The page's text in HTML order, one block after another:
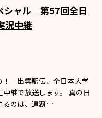
シャル 第57回全日
況中継
！ 出雲駅伝、全日本大学
継で放送します。 真の日
るのは、連覇…